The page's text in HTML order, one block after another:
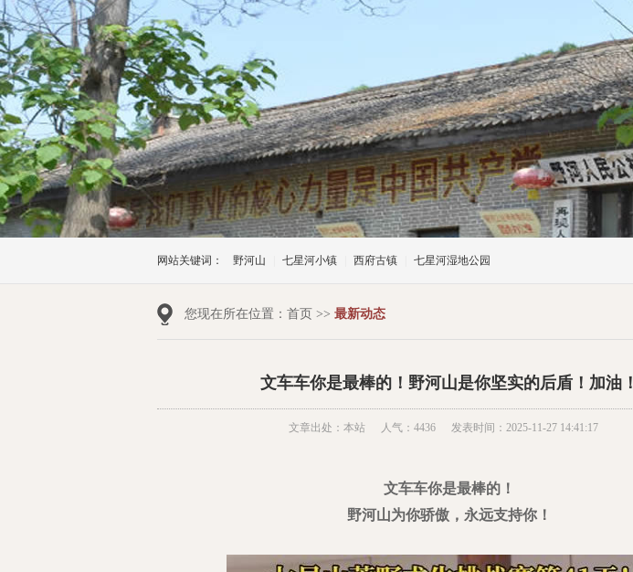
网站关键词： 野河山 七星河小镇 西府古镇 七星河湿地公园
您现在所在位置： 首页 >> 最新动态
文车车你是最棒的！野河山是你坚实的后盾！加油！
文章出处：本站 人气：4436 发表时间：2025-11-27 14:41:17
文车车你是最棒的！
野河山为你骄傲，永远支持你！